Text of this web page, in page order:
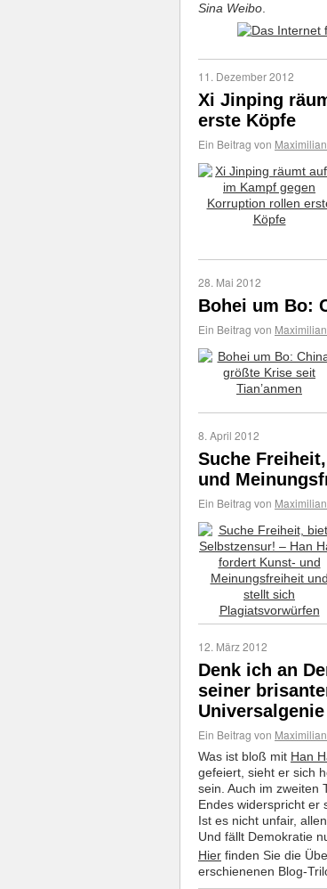
Sina Weibo
11. Dezember 2012
Xi Jinping
erste Köpfe
Ein Beitrag von
28. Mai 2012
Bohei um Bo:
Ein Beitrag von
8. April 2012
Suche
und
Ein Beitrag von
12. März 2012
Denk ich an
seiner
Ein Beitrag von
Was ist bloß mit Han
gefeiert, sieht er sich
sein. Auch im zweiten
Endes widerspricht er
Ist es nicht unfair,
Und fällt Demokratie
Hier finden Sie die
erschienenen Blog-